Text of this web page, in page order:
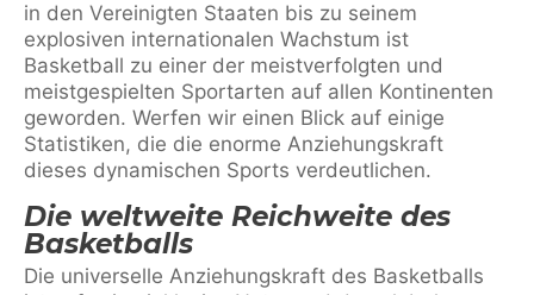
in den Vereinigten Staaten bis zu seinem
explosiven internationalen Wachstum ist
Basketball zu einer der meistverfolgten und
meistgespielten Sportarten auf allen Kontinenten
geworden. Werfen wir einen Blick auf einige
Statistiken, die die enorme Anziehungskraft
dieses dynamischen Sports verdeutlichen.
Die weltweite Reichweite des
Basketballs
Die universelle Anziehungskraft des Basketballs